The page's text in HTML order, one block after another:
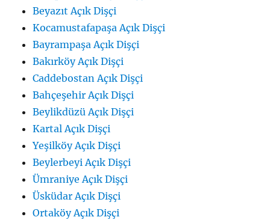
Beyazıt Açık Dişçi
Kocamustafapaşa Açık Dişçi
Bayrampaşa Açık Dişçi
Bakırköy Açık Dişçi
Caddebostan Açık Dişçi
Bahçeşehir Açık Dişçi
Beylikdüzü Açık Dişçi
Kartal Açık Dişçi
Yeşilköy Açık Dişçi
Beylerbeyi Açık Dişçi
Ümraniye Açık Dişçi
Üsküdar Açık Dişçi
Ortaköy Açık Dişçi